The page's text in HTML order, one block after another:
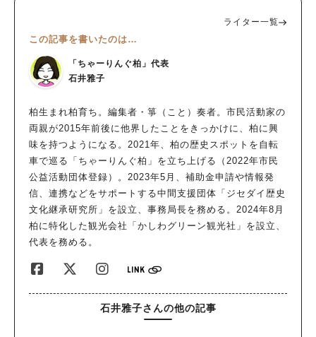
ライター一覧
この記事を書いたのは…
「ちゃーりんぐ柏」代表
石井雅子
柏生まれ柏育ち。編集者・箏（こと）奏者。市民活動家の
両親が2015年前後に他界したことをきっかけに、柏に興
味を持つようになる。2021年、柏の歴史スポットを自転
車で巡る「ちゃーりんぐ柏」を立ち上げる（2022年市民
公益活動団体登録）。2023年5月、補助金申請や情報発
信、連携などをサポートする中間支援団体「ジセダイ歴史
文化継承研究所」を設立、事務局長を務める。2024年8月
柏に特化した観光会社「かしわグリーン観光社」を設立、
代表を務める。
石井雅子さんの他の記事